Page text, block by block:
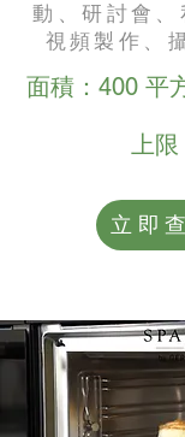
動、研討會、
視頻製作、
面積：400 平
上限
立即